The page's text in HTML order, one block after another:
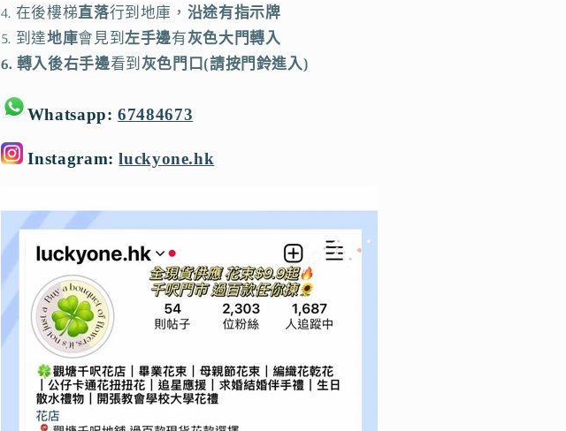
4. 在後樓梯直落行到地庫， 沿途有指示牌
5. 到達地庫會見到左手邊有灰色大門轉入
6. 轉入後右手邊看到 灰色門口(請按門鈴進入)
Whatsapp:67484673
Instagram:luckyone.hk